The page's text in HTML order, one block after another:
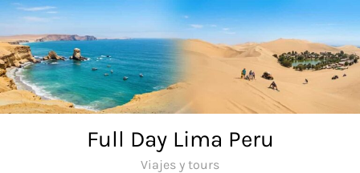
Saltar
al
contenido
Full Day Lima Peru
Viajes y tours